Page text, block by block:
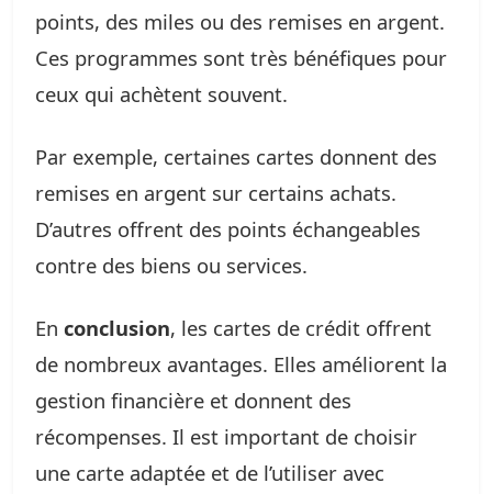
points, des miles ou des remises en argent.
Ces programmes sont très bénéfiques pour
ceux qui achètent souvent.
Par exemple, certaines cartes donnent des
remises en argent sur certains achats.
D’autres offrent des points échangeables
contre des biens ou services.
En conclusion, les cartes de crédit offrent
de nombreux avantages. Elles améliorent la
gestion financière et donnent des
récompenses. Il est important de choisir
une carte adaptée et de l’utiliser avec